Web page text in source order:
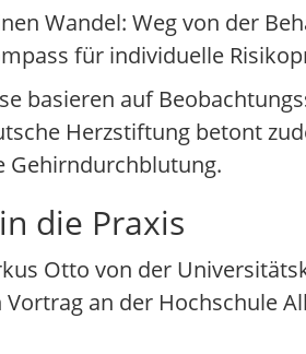
Wandel: Weg von der
für individuelle
basieren auf
Herzstiftung betont
Gehirndurchblutung.
die Praxis
Otto von der
an der Hochschule